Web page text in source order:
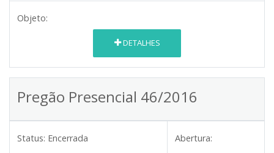
Objeto:
DETALHES
Pregão Presencial 46/2016
Status: Encerrada Abertura: